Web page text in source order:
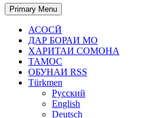
Primary Menu
АСОСӢ
ДАР БОРАИ МО
ХАРИТАИ СОМОНА
ТАМОС
ОБУНАИ RSS
Türkmen
Русский
English
Deutsch